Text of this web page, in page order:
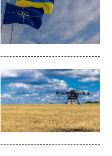
Image
principale